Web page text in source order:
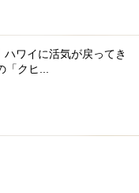
ハワイに活気が戻ってき
クヒ...